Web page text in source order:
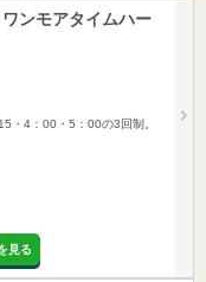
ンモアタイムハー
・4：00・5：00の3回制。
見る